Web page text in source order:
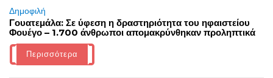
Δημοφιλή
Γουατεμάλα: Σε ύφεση η δραστηριότητα του ηφαιστείου
Φουέγο – 1.700 άνθρωποι απομακρύνθηκαν προληπτικά
Περισσότερα